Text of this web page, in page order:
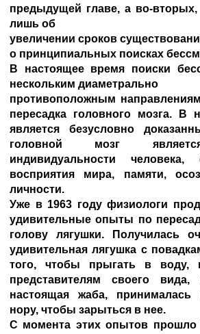
предыдущей главе, а во-
лишь об
увеличении сроков
о принципиальных поисках
В настоящее время поиски
нескольким диаметрально
противоположным
пересадка головного мозга. В
является безусловно
головной мозг
индивидуальности
восприятия мира, памяти,
личности.
Уже в 1963 году физиологи
удивительные опыты по
голову лягушки. Получилась
удивительная лягушка с
того, чтобы прыгать в воду,
представителям своего
настоящая жаба,
нору, чтобы зарыться в нее.
С момента этих опытов прошло